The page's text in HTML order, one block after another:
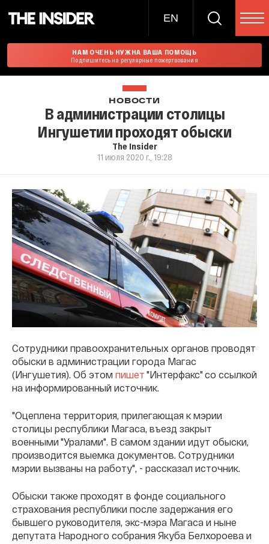
EN
НАМ ОЧЕНЬ НУЖНА ВАША ПОМОЩЬ
Подпишитесь на регулярные пожертвования
НОВОСТИ
В администрации столицы
Ингушетии проходят обыски
The Insider
11 июля 2020 г., 19:28
Сотрудники правоохранительных органов проводят
обыски в администрации города Магас
(Ингушетия). Об этом пишет "Интерфакс" со ссылкой
на информированный источник.
"Оцеплена территория, прилегающая к мэрии
столицы республики Магаса, въезд закрыт
военными "Уралами". В самом здании идут обыски,
производится выемка документов. Сотрудники
мэрии вызваны на работу", - рассказал источник.
Обыски также проходят в фонде социального
страхования республики после задержания его
бывшего руководителя, экс-мэра Магаса и ныне
депутата Народного собрания Якуба Белхороева и